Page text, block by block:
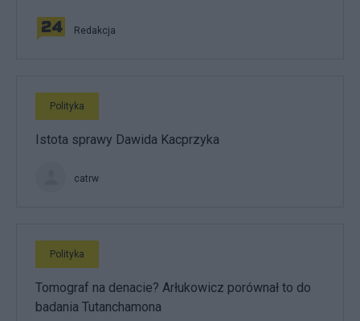
Redakcja
Polityka
Istota sprawy Dawida Kacprzyka
catrw
Polityka
Tomograf na denacie? Arłukowicz porównał to do
badania Tutanchamona